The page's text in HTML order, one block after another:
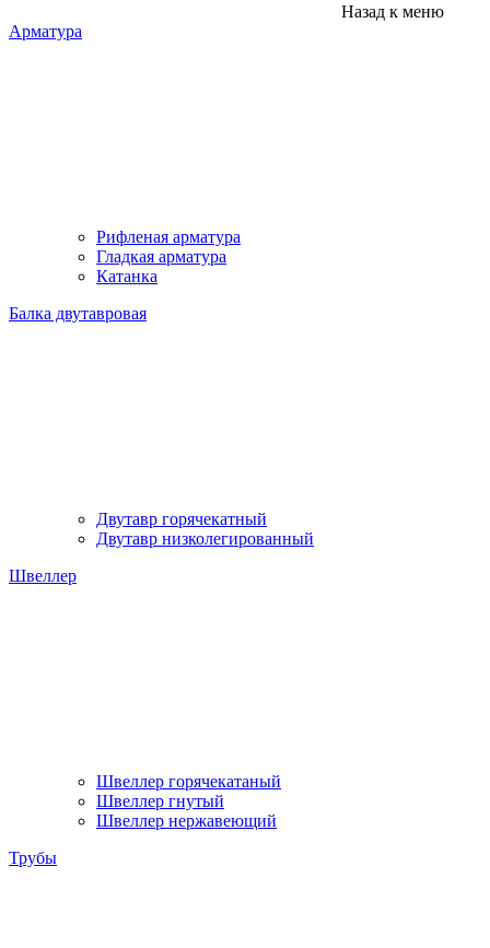
Назад к меню
Арматура
Рифленая арматура
Гладкая арматура
Катанка
Балка двутавровая
Двутавр горячекатный
Двутавр низколегированный
Швеллер
Швеллер горячекатаный
Швеллер гнутый
Швеллер нержавеющий
Трубы